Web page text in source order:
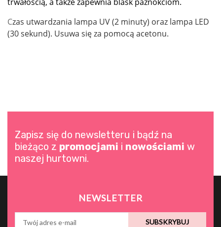
Czas utwardzania lampa UV (2 minuty) oraz lampa LED
(30 sekund). Usuwa się za pomocą acetonu.
Zapisz się do newsletteru i bądź na
bieżąco z promocjami i nowościami w
naszej hurtowni.
NEWSLETTER
SUBSKRYBUJ